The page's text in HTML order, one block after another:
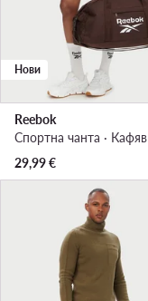
Нови
Reebok
Спортна чанта · Кафяв
29,99€